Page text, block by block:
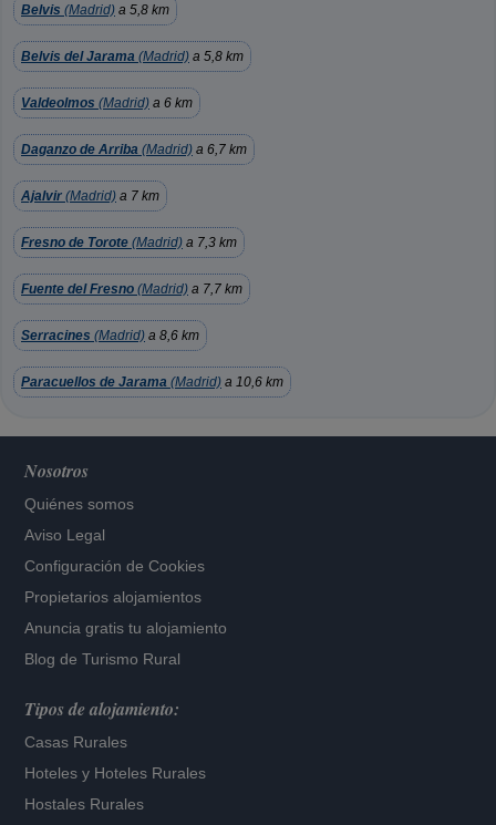
Belvis (Madrid) a 5,8 km
Belvis del Jarama (Madrid) a 5,8 km
Valdeolmos (Madrid) a 6 km
Daganzo de Arriba (Madrid) a 6,7 km
Ajalvir (Madrid) a 7 km
Fresno de Torote (Madrid) a 7,3 km
Fuente del Fresno (Madrid) a 7,7 km
Serracines (Madrid) a 8,6 km
Paracuellos de Jarama (Madrid) a 10,6 km
Nosotros
Quiénes somos
Aviso Legal
Configuración de Cookies
Propietarios alojamientos
Anuncia gratis tu alojamiento
Blog de Turismo Rural
Tipos de alojamiento:
Casas Rurales
Hoteles y Hoteles Rurales
Hostales Rurales